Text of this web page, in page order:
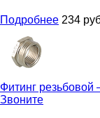
Подробнее 234
Фитинг резьбовой
Звоните